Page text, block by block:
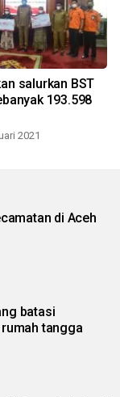
salurkan BST
193.598
2021
di Aceh
batasi
rumah tangga